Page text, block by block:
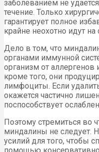
заболеванием не
течение. Только
гарантирует полное
крайне неохотно идут
Дело в том, что
органами иммунной
организм от
кроме того, они
лимфоциты. Если
окажется частично
поспособствует
Поэтому стремиться во
миндалины не следует.
усилий для того, чтобы